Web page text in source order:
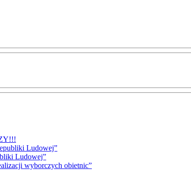
Ludowej”
Ludowej”
wyborczych obietnic”